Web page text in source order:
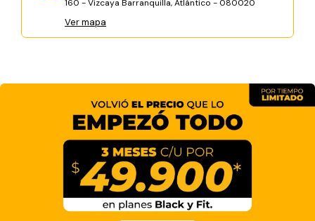
160 - Vizcaya Barranquilla, Atlántico - 080020
Ver mapa